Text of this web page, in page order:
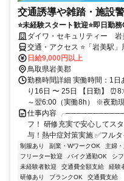
交通誘導や雑踏・施設
⭐未経験スタート歓迎⭐即日勤
ダイワ・セキュリティー 岩
交通・アクセス ⭐「岩美駅
日給9,000円以上
鳥取県岩美郡
勤務時間詳細 実働時間：1
り16日 〜 25日 【日勤】
～翌6:00（実働8h） ※夜勤現
仕事内容
フ！ 研修充実で安心してス
与！熱中症対策実施 ✅フルタ
制服あり 副業・WワークOK 主婦
フリーター歓迎
バイク通勤OK シ
未経験者歓迎
交通費全額支給 経験
研修あり
ブランクOK 交通費支給